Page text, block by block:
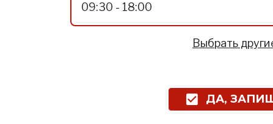
09:30 - 18:00
Выбрать
ДА,